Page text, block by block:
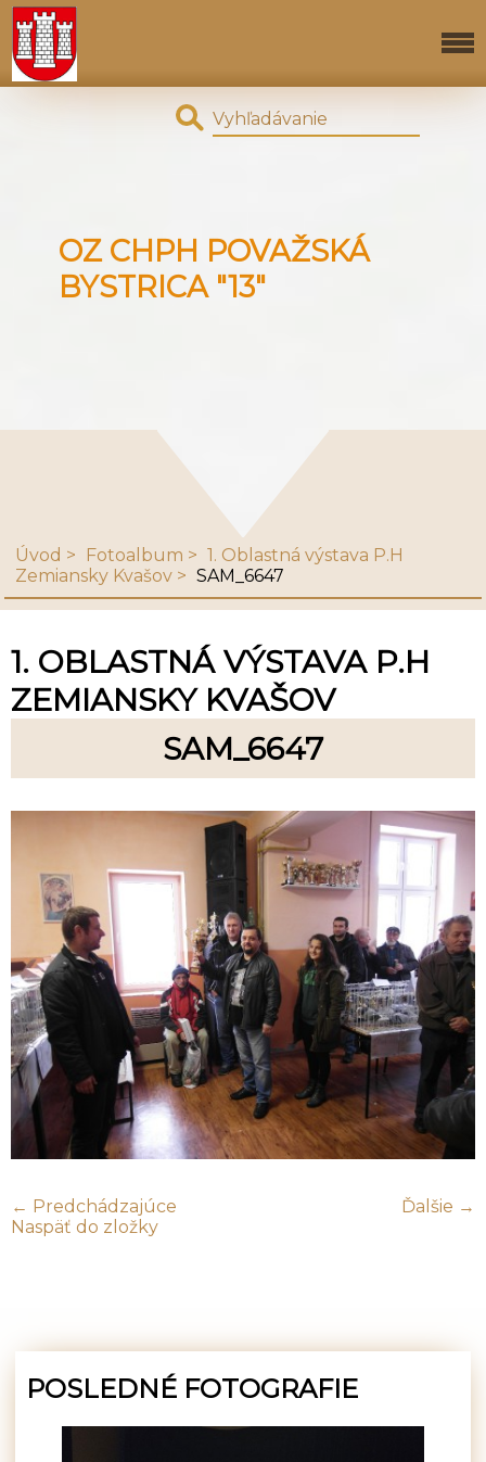
OZ CHPH POVAŽSKÁ
BYSTRICA "13"
Úvod Fotoalbum
1. Oblastná výstava P.H
Zemiansky Kvašov
SAM_6647
1. OBLASTNÁ VÝSTAVA P.H
ZEMIANSKY KVAŠOV
SAM_6647
← Predchádzajúce
Ďalšie →
Naspäť do zložky
POSLEDNÉ FOTOGRAFIE